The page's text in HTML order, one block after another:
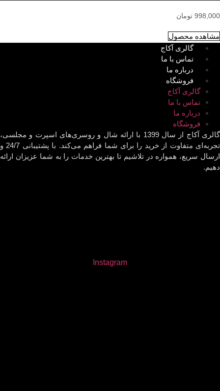
998,000 تومان
مشاهده محصول
گالری آکاج
تماس با ما
درباره ما
فروشگاه
گالری آکاج
تماس با ما
درباره ما
فروشگاه
گالری آکاج از سال 1399 با ارائه شال و روسری‌های اسپرت و مجلسی،
تجربه‌ای متفاوت از خرید را برای شما فراهم می‌کند. با پشتیبانی 24/7 و
ارسال سریع، همواره در تلاشیم تا بهترین خدمات را به شما عزیزان ارائه
دهیم.
Instagram